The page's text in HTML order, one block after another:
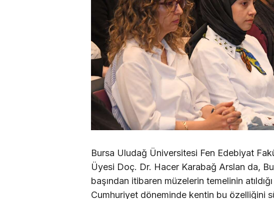
Bursa Uludağ Üniversitesi Fen Edebiyat
Üyesi Doç. Dr. Hacer Karabağ Arslan da,
başından itibaren müzelerin temelinin
Cumhuriyet döneminde kentin bu özelliğini